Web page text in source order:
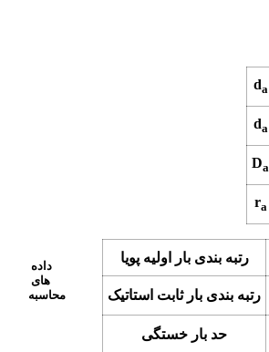
da
da
Da
ra
داده
های
محاسبه
رتبه بندی بار اولیه پویا
رتبه بندی بار ثابت استاتیک
حد بار خستگی